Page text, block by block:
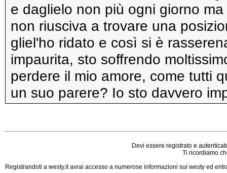
e daglielo non più ogni giorno
non riusciva a trovare una
gliel'ho ridato e così si è
impaurita, sto soffrendo
perdere il mio amore, come tutti
un suo parere? Io sto davvero
Devi essere registrato e
Ti ricordiamo
Registrandoti a westy.it avrai accesso a numerose informazioni sui westy ed